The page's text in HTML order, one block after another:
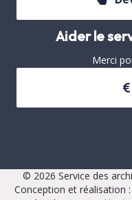
Aider le
Merci
© 2026 Service des
Conception et réalisation :